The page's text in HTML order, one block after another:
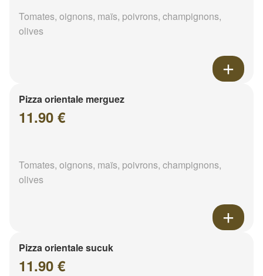
Tomates, oignons, maïs, poivrons, champignons,
olives
Pizza orientale merguez
11.90 €
Tomates, oignons, maïs, poivrons, champignons,
olives
Pizza orientale sucuk
11.90 €